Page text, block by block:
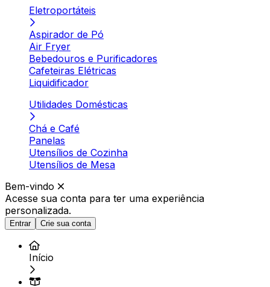
Eletroportáteis
Aspirador de Pó
Air Fryer
Bebedouros e Purificadores
Cafeteiras Elétricas
Liquidificador
Utilidades Domésticas
Chá e Café
Panelas
Utensílios de Cozinha
Utensílios de Mesa
Bem-vindo
Acesse sua conta para ter uma experiência
personalizada.
Entrar Crie sua conta
Início